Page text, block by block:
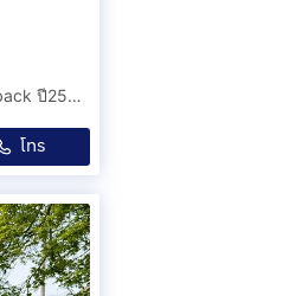
ฟรีดาวน์ MAZDA2 Skyactiv 1.3 S leather ตัวท๊อปสุด Hatcback ปี2564(จดทะเบียน2021) วิ่งเพียง 40,000 กม. มือเดียวป้ายแดงออกเชียงใหม่ สีแดง.
โทร